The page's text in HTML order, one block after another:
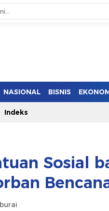
NASIONAL BISNIS
Indeks
Sosial